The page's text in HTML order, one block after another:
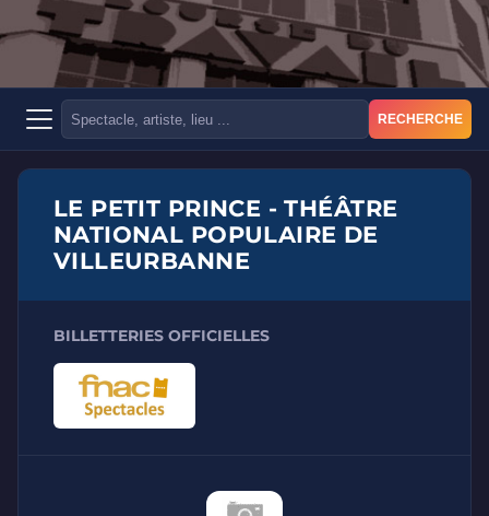
RECHERCHE
LE PETIT PRINCE - THÉÂTRE
NATIONAL POPULAIRE DE
VILLEURBANNE
BILLETTERIES OFFICIELLES